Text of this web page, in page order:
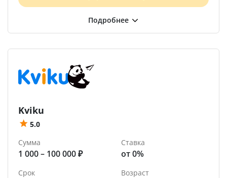
Kviku
5.0
Сумма
1 000 – 100 000 ₽
Ставка
от 0%
Срок Возраст